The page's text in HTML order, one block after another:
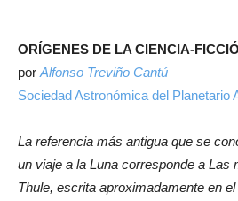
ORÍGENES DE LA CIENCIA-
por Alfonso Treviño Cantú
Sociedad Astronómica del Planetario
La referencia más antigua que se
un viaje a la Luna corresponde a Las
Thule, escrita aproximadamente en